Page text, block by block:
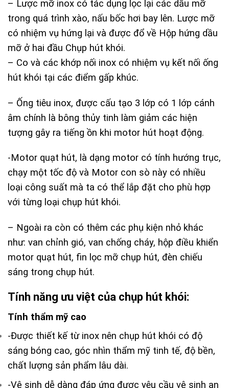
– Lược mỡ inox có tác dụng lọc lại các dầu mỡ
trong quá trình xào, nấu bốc hơi bay lên. Lược mỡ
có nhiệm vụ hứng lại và được đổ về Hộp hứng dầu
mỡ ở hai đầu Chụp hút khói.
– Co và các khớp nối inox có nhiệm vụ kết nối ống
hút khói tại các điểm gấp khúc.
– Ống tiêu inox, được cấu tạo 3 lớp có 1 lớp cánh
âm chính là bông thủy tinh làm giảm các hiện
tượng gây ra tiếng ồn khi motor hút hoạt động.
-Motor quạt hút, là dạng motor có tính hướng trục,
chạy một tốc độ và Motor con sò này có nhiều
loại công suất mà ta có thể lắp đặt cho phù hợp
với từng loại chụp hút khói.
– Ngoài ra còn có thêm các phụ kiện nhỏ khác
như: van chỉnh gió, van chống cháy, hộp điều khiển
motor quạt hút, fin lọc mỡ chụp hút, đèn chiếu
sáng trong chụp hút.
Tính năng ưu việt của chụp hút khói:
Tính thẩm mỹ cao
-Được thiết kế từ inox nên chụp hút khói có độ
sáng bóng cao, góc nhìn thẩm mỹ tinh tế, độ bền,
chất lượng sản phẩm lâu dài.
-Vệ sinh dễ dàng đáp ứng được yêu cầu vệ sinh an